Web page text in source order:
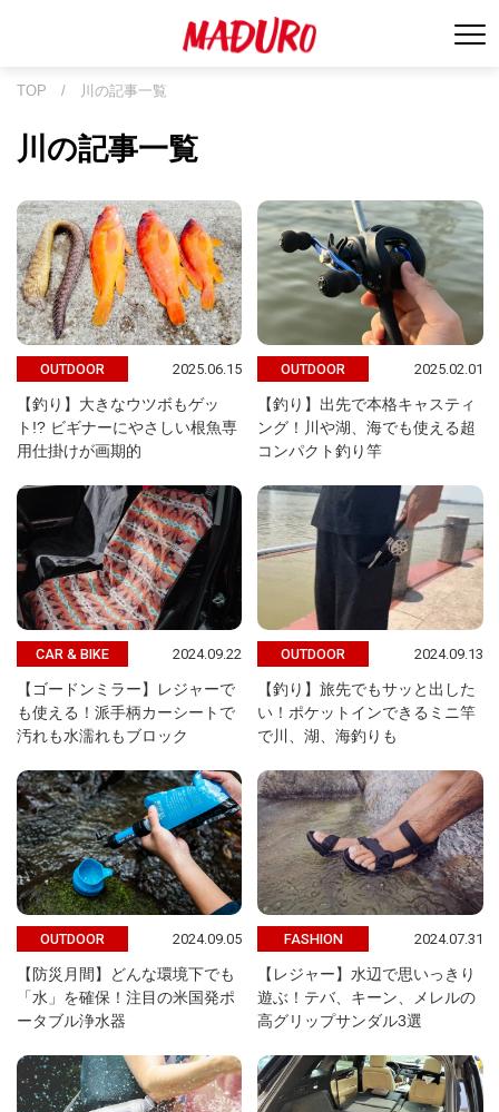
TOP / 川の記事一覧
川の記事一覧
OUTDOOR 2025.06.15
【釣り】大きなウツボもゲッ
ト!? ビギナーにやさしい根魚専
用仕掛けが画期的
OUTDOOR 2025.02.01
【釣り】出先で本格キャスティ
ング！川や湖、海でも使える超
コンパクト釣り竿
CAR & BIKE 2024.09.22
【ゴードンミラー】レジャーで
も使える！派手柄カーシートで
汚れも水濡れもブロック
OUTDOOR 2024.09.13
【釣り】旅先でもサッと出した
い！ポケットインできるミニ竿
で川、湖、海釣りも
OUTDOOR 2024.09.05
【防災月間】どんな環境下でも
「水」を確保！注目の米国発ポ
ータブル浄水器
FASHION 2024.07.31
【レジャー】水辺で思いっきり
遊ぶ！テバ、キーン、メレルの
高グリップサンダル3選